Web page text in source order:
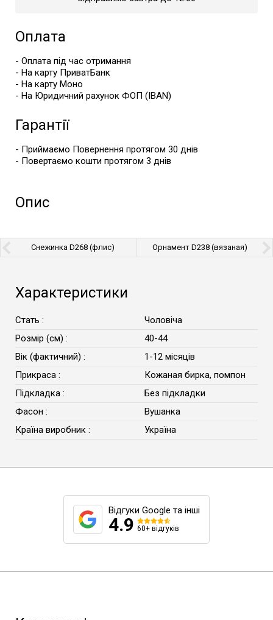
Оплата
- Оплата під час отримання
- На карту ПриватБанк
- На карту Моно
- На Юридичний рахунок ФОП (IBAN)
Гарантії
- Приймаємо Повернення протягом 30 днів
- Повертаємо кошти протягом 3 днів
Опис
Орнамент D238 (вязаная)
Снежинка D268 (флис)
Характеристики
Стать :
Чоловіча
Розмір (см) :
40-44
Вік (фактичний) :
1-12 місяців
Прикраса :
Кожаная бирка, помпон
Підкладка :
Без підкладки
Фасон :
Вушанка
Країна виробник :
Україна
Відгуки Google та інші
4.9 60+ відгуків